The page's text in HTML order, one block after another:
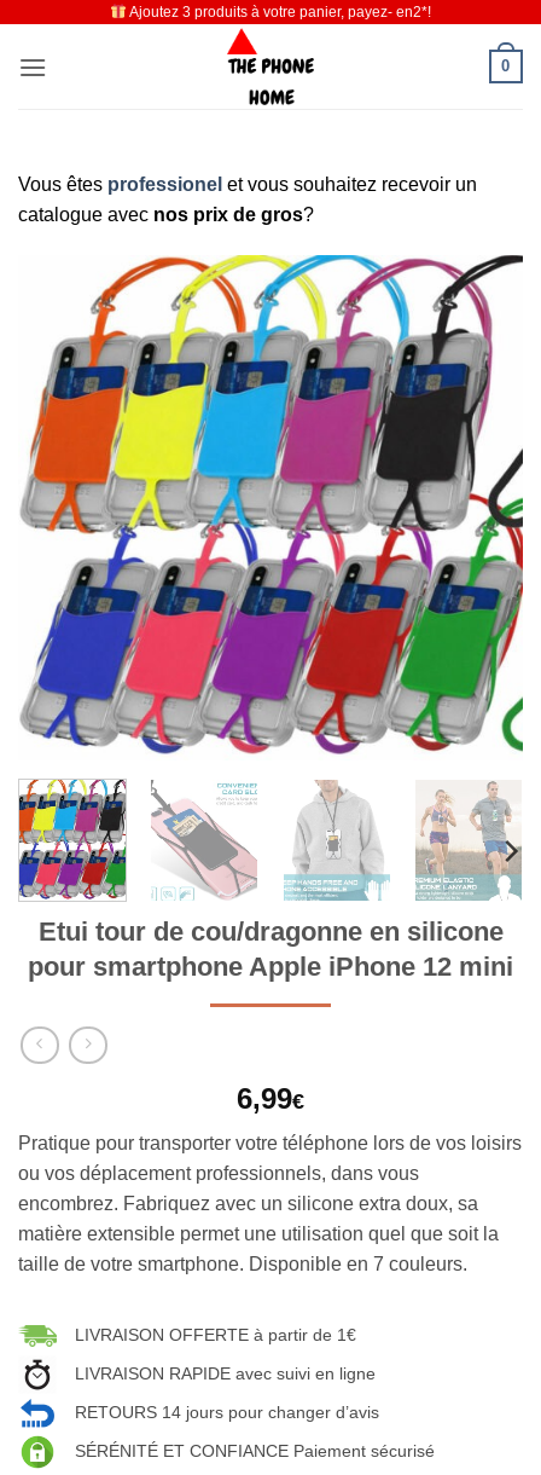
contenu
Ajoutez 3 produits à votre panier, payez- en2*!
0
Vous êtes professionel et vous souhaitez recevoir un
catalogue avec nos prix de gros?
Etui tour de cou/dragonne en silicone
pour smartphone Apple iPhone 12 mini
6,99€
Pratique pour transporter votre téléphone lors de vos loisirs
ou vos déplacement professionnels, dans vous
encombrez. Fabriquez avec un silicone extra doux, sa
matière extensible permet une utilisation quel que soit la
taille de votre smartphone. Disponible en 7 couleurs.
LIVRAISON OFFERTE à partir de 1€
LIVRAISON RAPIDE avec suivi en ligne
RETOURS 14 jours pour changer d’avis
SÉRÉNITÉ ET CONFIANCE Paiement sécurisé